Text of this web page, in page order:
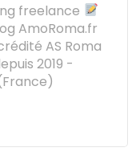
freelance
AmoRoma.fr
AS Roma
2019 -